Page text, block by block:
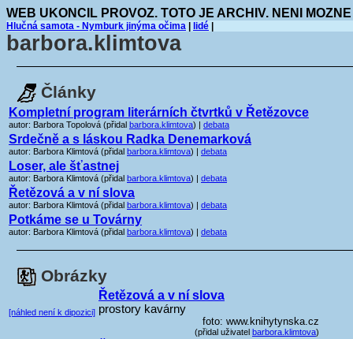
WEB UKONCIL PROVOZ. TOTO JE ARCHIV. NENI
Hlučná samota - Nymburk jinýma očima lidé
barbora.klimtova
Články
Kompletní program literárních čtvrtků v Řetězovce
autor: Barbora Topolová (přidal barbora.klimtova) | debata
Srdečně a s láskou Radka Denemarková
autor: Barbora Klimtová (přidal barbora.klimtova) | debata
Loser, ale šťastnej
autor: Barbora Klimtová (přidal barbora.klimtova) | debata
Řetězová a v ní slova
autor: Barbora Klimtová (přidal barbora.klimtova) | debata
Potkáme se u Továrny
autor: Barbora Klimtová (přidal barbora.klimtova) | debata
Obrázky
[náhled není k dipozici]
Řetězová a v ní slova
prostory kavárny
foto: www.knihytynska.cz
(přidal uživatel barbora.klimtova)